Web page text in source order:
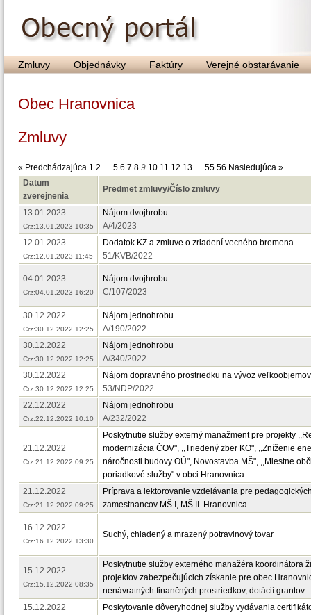
Zmluvy Objednávky Faktúry Verejné obstarávanie
Obec Hranovnica
Zmluvy
« Predchádzajúca 1 2 … 5 6 7 8 9 10 11 12 13 … 55 56 Nasledujúca »
Datum
zverejnenia
Predmet zmluvy/Číslo zmluvy
13.01.2023
Crz:13.01.2023 10:35
Nájom dvojhrobu
A/4/2023
12.01.2023
Crz:12.01.2023 11:45
Dodatok KZ a zmluve o zriadení vecného bremena
51/KVB/2022
04.01.2023
Crz:04.01.2023 16:20
Nájom dvojhrobu
C/107/2023
30.12.2022
Crz:30.12.2022 12:25
Nájom jednohrobu
A/190/2022
30.12.2022
Crz:30.12.2022 12:25
Nájom jednohrobu
A/340/2022
30.12.2022
Crz:30.12.2022 12:25
Nájom dopravného prostriedku na vývoz
53/NDP/2022
22.12.2022
Crz:22.12.2022 10:10
Nájom jednohrobu
A/232/2022
21.12.2022
Crz:21.12.2022 09:25
Poskytnutie služby externý manažment pre projekty
modernizácia ČOV", ,,Triedený zber KO", ,,Zníženie
náročnosti budovy OÚ", Novostavba MŠ", ,,Miestne
poriadkové služby" v obci Hranovnica.
21.12.2022
Crz:21.12.2022 09:25
Príprava a lektorovanie vzdelávania pre
zamestnancov MŠ I, MŠ II. Hranovnica.
16.12.2022
Crz:16.12.2022 13:30
Suchý, chladený a mrazený potravinový tovar
15.12.2022
Crz:15.12.2022 08:35
Poskytnutie služby externého manažéra koordinátora
projektov zabezpečujúcich získanie pre obec
nenávratných finančných prostriedkov, dotácií grantov.
15.12.2022
Poskytovanie dôveryhodnej služby vydávania